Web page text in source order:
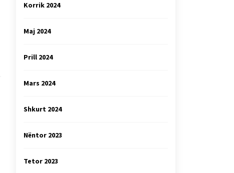
Korrik 2024
Maj 2024
Prill 2024
Mars 2024
Shkurt 2024
Nëntor 2023
Tetor 2023